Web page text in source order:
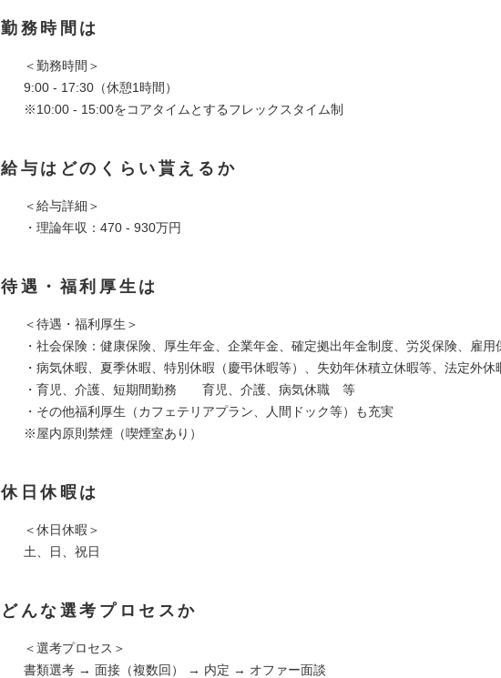
勤務時間は
＜勤務時間＞
9:00 - 17:30（休憩1時間）
※10:00 - 15:00をコアタイムとするフレックスタイム制
給与はどのくらい貰えるか
＜給与詳細＞
・理論年収：470 - 930万円
待遇・福利厚生は
＜待遇・福利厚生＞
・社会保険：健康保険、厚生年金、企業年金、確定拠出年金制度、労災保険、雇用
・病気休暇、夏季休暇、特別休暇（慶弔休暇等）、失効年休積立休暇等、法定外休
・育児、介護、短期間勤務 育児、介護、病気休職 等
・その他福利厚生（カフェテリアプラン、人間ドック等）も充実
※屋内原則禁煙（喫煙室あり）
休日休暇は
＜休日休暇＞
土、日、祝日
どんな選考プロセスか
＜選考プロセス＞
書類選考 → 面接（複数回） → 内定 → オファー面談